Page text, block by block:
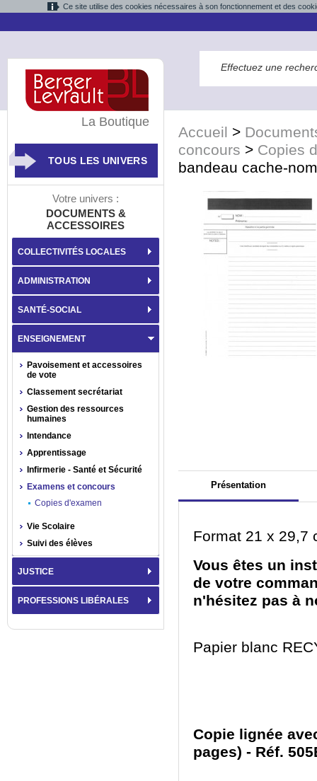
Ce site utilise des cookies nécessaires à son fonctionnement et des
Accueil >
concours > Copies
bandeau cache-
Présentation
Format 21 x 29,7
Vous êtes un
de votre
n'hésitez pas à
Papier blanc
Copie lignée
pages) - Réf.
La Boutique
TOUS LES UNIVERS
Votre univers :
DOCUMENTS &
ACCESSOIRES
COLLECTIVITÉS LOCALES
ADMINISTRATION
SANTÉ-SOCIAL
ENSEIGNEMENT
Pavoisement et accessoires
de vote
Classement secrétariat
Gestion des ressources
humaines
Intendance
Apprentissage
Infirmerie - Santé et Sécurité
Examens et concours
Copies d'examen
Vie Scolaire
Suivi des élèves
JUSTICE
PROFESSIONS LIBÉRALES